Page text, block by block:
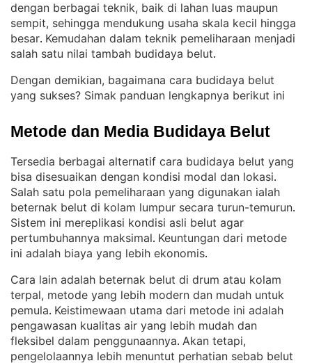
dengan berbagai teknik, baik di lahan luas maupun
sempit, sehingga mendukung usaha skala kecil hingga
besar. Kemudahan dalam teknik pemeliharaan menjadi
salah satu nilai tambah budidaya belut.
Dengan demikian, bagaimana cara budidaya belut
yang sukses? Simak panduan lengkapnya berikut ini
Metode dan Media Budidaya Belut
Tersedia berbagai alternatif cara budidaya belut yang
bisa disesuaikan dengan kondisi modal dan lokasi
Salah satu pola pemeliharaan yang digunakan ialah
beternak belut di kolam lumpur secara turun-temurun
Sistem ini mereplikasi kondisi asli belut agar
pertumbuhannya maksimal. Keuntungan dari metode
ini adalah biaya yang lebih ekonomis.
Cara lain adalah beternak belut di drum atau kolam
terpal, metode yang lebih modern dan mudah untuk
pemula. Keistimewaan utama dari metode ini adalah
pengawasan kualitas air yang lebih mudah dan
fleksibel dalam penggunaannya. Akan tetapi,
pengelolaannya lebih menuntut perhatian sebab belut